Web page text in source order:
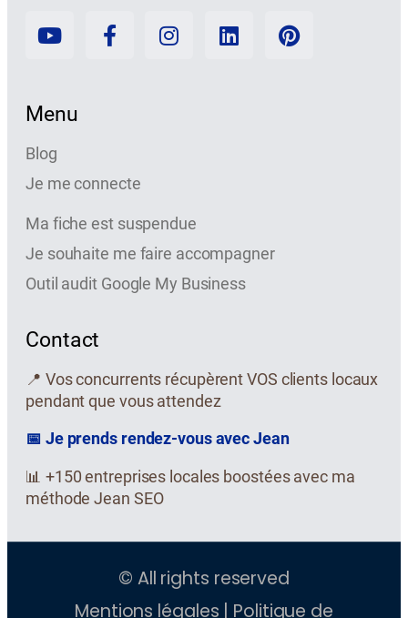
Menu
Blog
Je me connecte
Ma fiche est suspendue
Je souhaite me faire accompagner
Outil audit Google My Business
Contact
📍 Vos concurrents récupèrent VOS clients locaux
pendant que vous attendez
📅 Je prends rendez-vous avec Jean
📊 +150 entreprises locales boostées avec ma
méthode Jean SEO
© All rights reserved
Mentions légales
Politique de